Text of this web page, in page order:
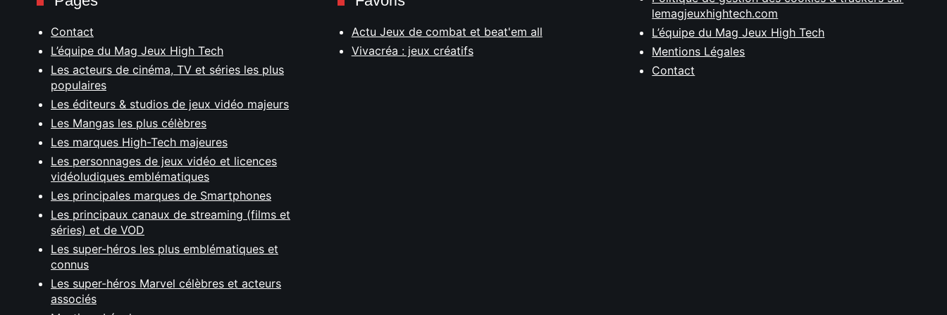
Contact
L’équipe du Mag Jeux High Tech
Les acteurs de cinéma, TV et séries les plus
populaires
Les éditeurs & studios de jeux vidéo majeurs
Les Mangas les plus célèbres
Les marques High-Tech majeures
Les personnages de jeux vidéo et licences
vidéoludiques emblématiques
Les principales marques de Smartphones
Les principaux canaux de streaming (films et
séries) et de VOD
Les super-héros les plus emblématiques et
connus
Les super-héros Marvel célèbres et acteurs
associés
Actu Jeux de combat et beat'em all
Vivacréa : jeux créatifs
lemagjeuxhightech.com
L’équipe du Mag Jeux High Tech
Mentions Légales
Contact